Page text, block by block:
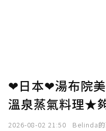
❤日本❤湯布院
溫泉蒸氣料理★
2026-08-02 21:50 Belinda